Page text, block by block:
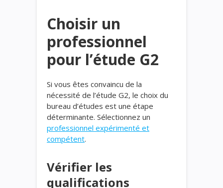
Choisir un
professionnel
pour l’étude G2
Si vous êtes convaincu de la
nécessité de l’étude G2, le choix du
bureau d’études est une étape
déterminante. Sélectionnez un
professionnel expérimenté et
compétent.
Vérifier les
qualifications